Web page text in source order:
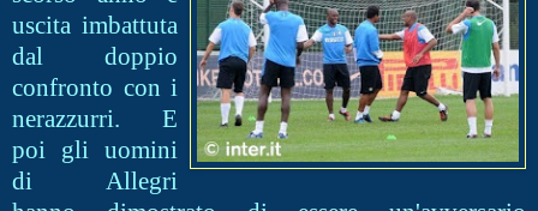
uscita imbattuta
dal doppio
confronto con i
nerazzurri. E
poi gli uomini
di Allegri